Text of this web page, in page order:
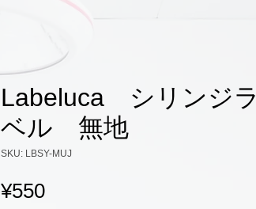
Labeluca シリンジラ
ベル 無地
SKU: LBSY-MUJ
¥550Price